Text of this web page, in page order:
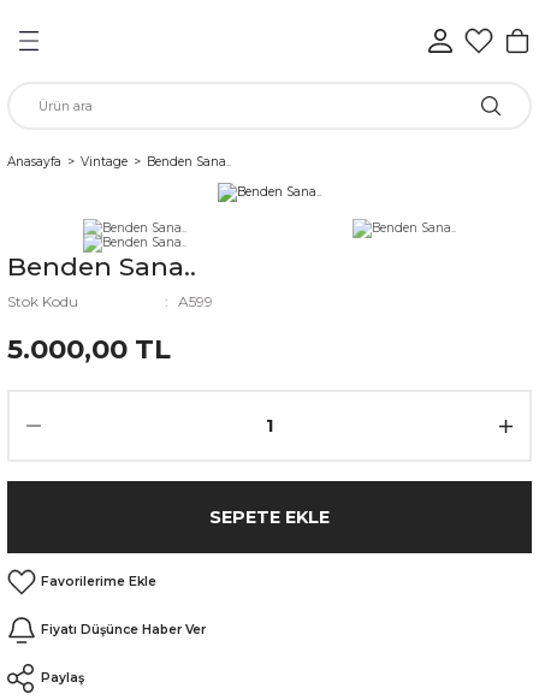
Anasayfa Vintage Benden Sana..
Benden Sana..
Stok Kodu A599
5.000,00 TL
SEPETE EKLE
Fiyatı Düşünce Haber Ver
Paylaş